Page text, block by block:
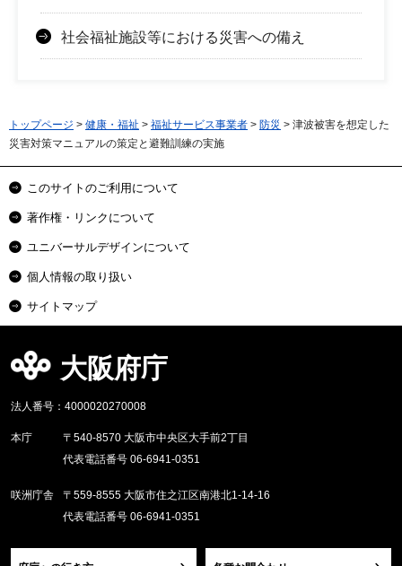
社会福祉施設等における災害への備え
トップページ > 健康・福祉 > 福祉サービス事業者 > 防災 > 津波被害を想定した
災害対策マニュアルの策定と避難訓練の実施
このサイトのご利用について
著作権・リンクについて
ユニバーサルデザインについて
個人情報の取り扱い
サイトマップ
大阪府庁
法人番号：4000020270008
本庁
〒540-8570 大阪市中央区大手前2丁目
代表電話番号 06-6941-0351
咲洲庁舎
〒559-8555 大阪市住之江区南港北1-14-16
代表電話番号 06-6941-0351